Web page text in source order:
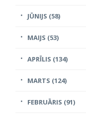
JŪNIJS (58)
MAIJS (53)
APRĪLIS (134)
MARTS (124)
FEBRUĀRIS (91)